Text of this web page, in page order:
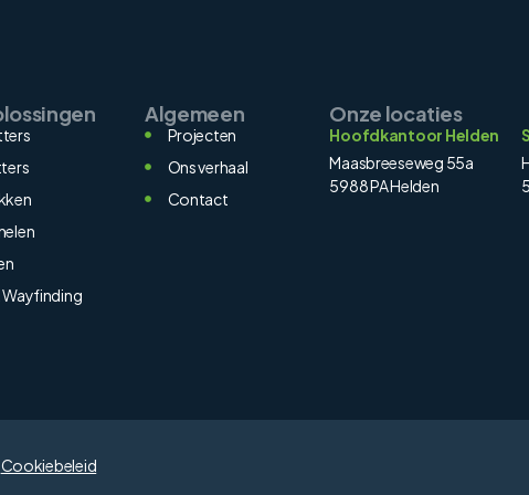
Wayfinding
Algemeen
Projecten
Ons verhaal
Contact
Onze locaties
Hoofdkantoor Helden
Maasbreeseweg 55a
5988 PA Helden
Cookiebeleid